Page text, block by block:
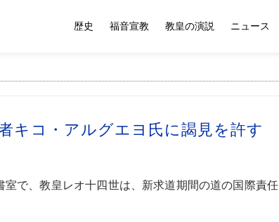
歴史 福音宣教 教皇の演説 ニュース
キコ・アルグエヨ氏に謁見を許す
で、教皇レオ十四世は、新求道期間の道の国際責任